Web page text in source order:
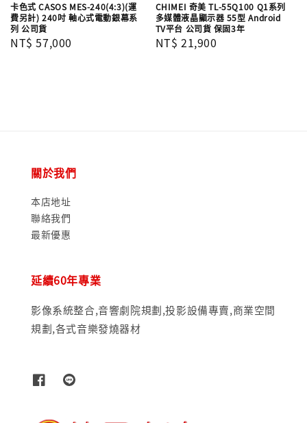
卡色式 CASOS MES-240(4:3)(運
費另計) 240吋 軸心式電動銀幕系
列 公司貨
Regular
NT$ 57,000
CHIMEI 奇美 TL-55Q100 Q1系列
多媒體液晶顯示器 55型 Android
TV平台 公司貨 保固3年
Regular
NT$ 21,900
關於我們
本店地址
聯絡我們
最新優惠
延續60年專業
影像系統整合,音響劇院規劃,投影設備專賣,商業空間
規劃,各式音樂發燒器材